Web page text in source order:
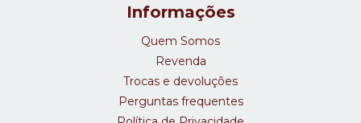
Informações
Quem Somos
Revenda
Trocas e devoluções
Perguntas frequentes